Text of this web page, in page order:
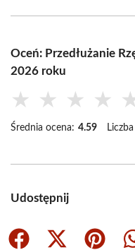
Oceń: Przedłużanie
2026 roku
★ ★ ★ ★
Średnia ocena: 4.59
Udostępnij
Share
Share
Share